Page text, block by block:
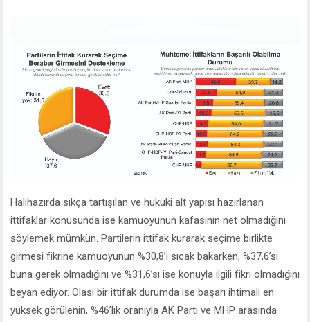
Halihazırda sıkça tartışılan ve hukuki alt yapısı hazırlanan
ittifaklar konusunda ise kamuoyunun kafasının net olmadığını
söylemek mümkün. Partilerin ittifak kurarak seçime birlikte
girmesi fikrine kamuoyunun %30,8’i sıcak bakarken, %37,6’sı
buna gerek olmadığını ve %31,6’sı ise konuyla ilgili fikri olmadığını
beyan ediyor. Olası bir ittifak durumda ise başarı ihtimali en
yüksek görülenin, %46’lık oranıyla AK Parti ve MHP arasında